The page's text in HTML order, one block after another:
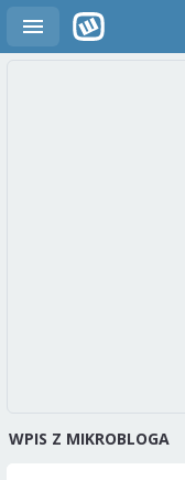
WPIS Z MIKROBLOGA